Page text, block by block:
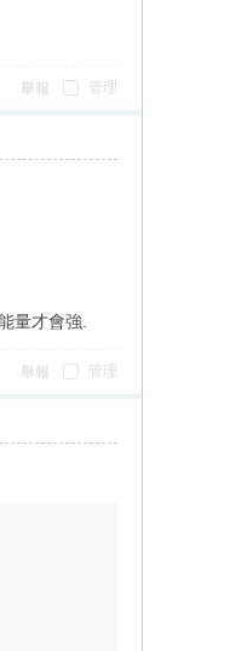
管理
舉報
量才會強.
管理
舉報